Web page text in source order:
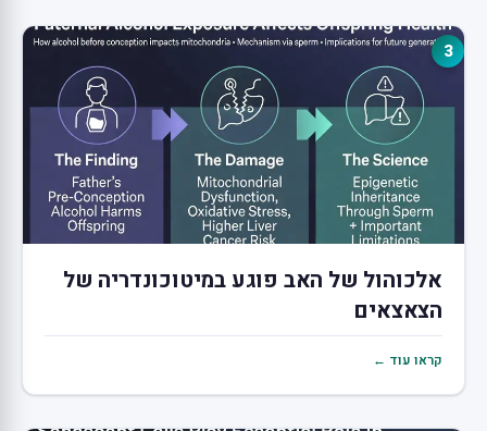
3
אלכוהול של האב פוגע במיטוכונדריה של
הצאצאים
קראו עוד ←